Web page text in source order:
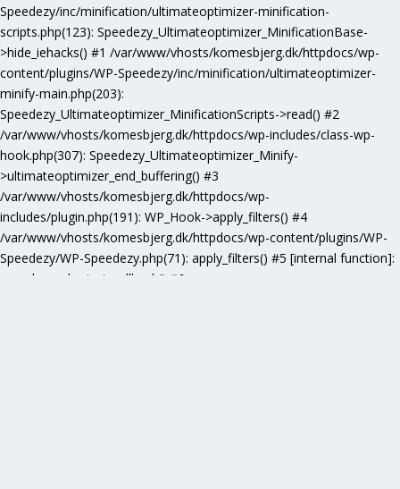
Speedezy/inc/minification/ultimateoptimizer-minification-
scripts.php(123): Speedezy_Ultimateoptimizer_MinificationBase-
>hide_iehacks() #1 /var/www/vhosts/komesbjerg.dk/httpdocs/wp-
content/plugins/WP-Speedezy/inc/minification/ultimateoptimizer-
minify-main.php(203):
Speedezy_Ultimateoptimizer_MinificationScripts->read() #2
/var/www/vhosts/komesbjerg.dk/httpdocs/wp-includes/class-wp-
hook.php(307): Speedezy_Ultimateoptimizer_Minify-
>ultimateoptimizer_end_buffering() #3
/var/www/vhosts/komesbjerg.dk/httpdocs/wp-
includes/plugin.php(191): WP_Hook->apply_filters() #4
/var/www/vhosts/komesbjerg.dk/httpdocs/wp-content/plugins/WP-
Speedezy/WP-Speedezy.php(71): apply_filters() #5 [internal function]:
speedezy_ob_start_callback() #6